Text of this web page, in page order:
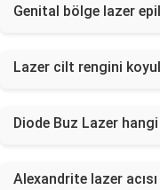
Genital bölge lazer
Lazer cilt rengini
Diode Buz Lazer
Alexandrite lazer